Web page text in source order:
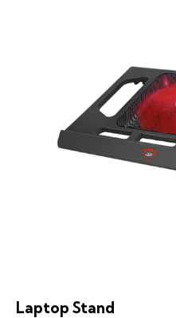
Laptop Stand